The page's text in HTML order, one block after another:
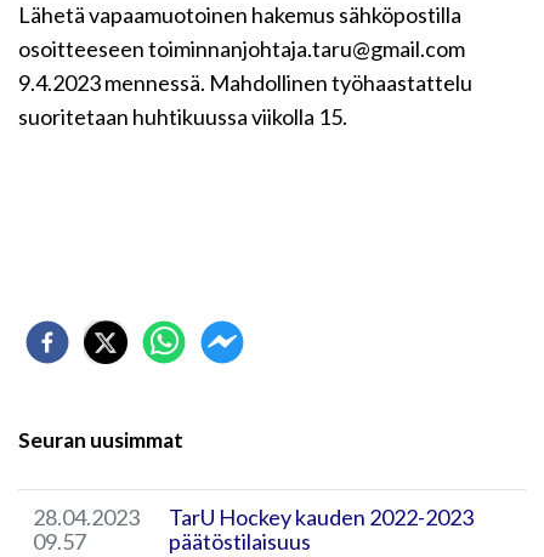
Lähetä vapaamuotoinen hakemus sähköpostilla
osoitteeseen toiminnanjohtaja.taru@gmail.com
9.4.2023 mennessä. Mahdollinen työhaastattelu
suoritetaan huhtikuussa viikolla 15.
Seuran uusimmat
28.04.2023
09.57
TarU Hockey kauden 2022-2023
päätöstilaisuus